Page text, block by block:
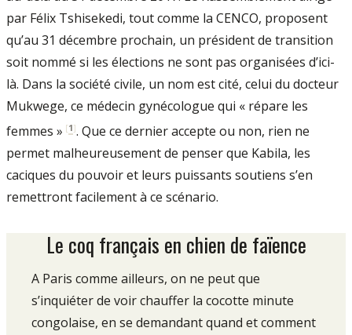
par Félix Tshi­sekedi, tout comme la CENCO, proposent
qu’au 31 décembre prochain, un président de transi­tion
soit nommé si les élections ne sont pas or­ganisées d’ici­-
là. Dans la société civile, un nom est cité, celui du docteur
Mukwege, ce méde­cin gynécologue qui « répare les
femmes » [1]. Que ce dernier accepte ou non, rien ne
permet malheureusement de pen­ser que Kabila, les
caciques du pouvoir et leurs puissants soutiens s’en
remettront facilement à ce scénario.
Le coq français en chien de faïence
A Paris comme ailleurs, on ne peut que
s’inquiéter de voir chauffer la cocotte minute
congolaise, en se demandant quand et comment